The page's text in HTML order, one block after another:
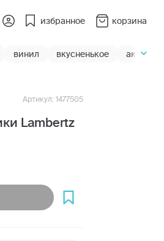
избранное корзина
винил вкусненькое акции
Lambertz
Артикул: 1477505